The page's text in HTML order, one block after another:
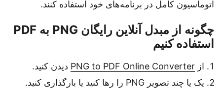
اتوماسیون کامل در برنامه‌های خود استفاده کنند.
چگونه از مبدل آنلاین رایگان PNG به PDF
استفاده کنیم
از PNG to PDF Online Converterدیدن کنید.
یک یا چند تصویر PNG را رها کنید یا بارگذاری کنید.